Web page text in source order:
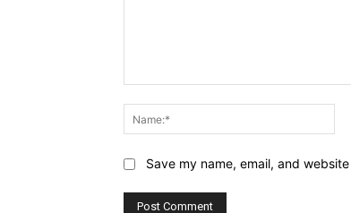
Save my name, email, and